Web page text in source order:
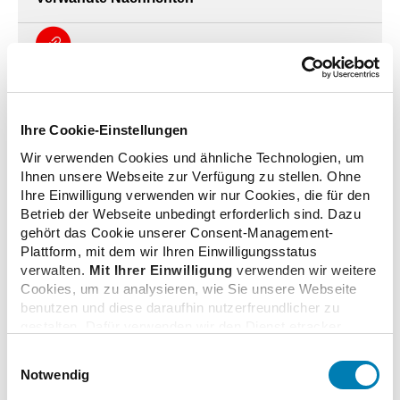
Ihre Cookie-Einstellungen
Wir verwenden Cookies und ähnliche Technologien, um
Ihnen unsere Webseite zur Verfügung zu stellen. Ohne
Ihre Einwilligung verwenden wir nur Cookies, die für den
Betrieb der Webseite unbedingt erforderlich sind. Dazu
gehört das Cookie unserer Consent-Management-
Plattform, mit dem wir Ihren Einwilligungsstatus
verwalten. Mit Ihrer Einwilligung verwenden wir weitere
Cookies, um zu analysieren, wie Sie unsere Webseite
benutzen und diese daraufhin nutzerfreundlicher zu
Adresse und Ihr Surfverhalten verarbeitet. Mit einem
Klick auf „Cookies zulassen“ stimmen Sie der
Notwendig
Gesundheitsminister Dr. Carsten Linnemann
Bundestag und Bundesrat: Neue Chancen, aber
auch Risiken für die Arzneimittelversorgung
10.07.2026
Krankenkassen sanieren, ohne Apotheken zu
schwächen
07.07.2026